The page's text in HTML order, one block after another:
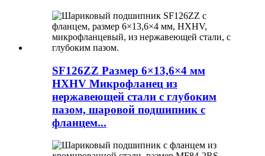
SF126ZZ Размер 6×13,6×4 мм
HXHV Микрофланец из
нержавеющей стали с глубоким
пазом, шаровой подшипник с
фланцем...